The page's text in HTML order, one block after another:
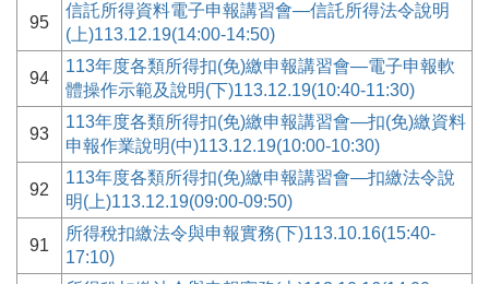
95
信託所得資料電子申報講習會—信託所得法令說明
(上)113.12.19(14:00-14:50)
94
113年度各類所得扣(免)繳申報講習會—電子申報軟
體操作示範及說明(下)113.12.19(10:40-11:30)
93
113年度各類所得扣(免)繳申報講習會—扣(免)繳資料
申報作業說明(中)113.12.19(10:00-10:30)
92
113年度各類所得扣(免)繳申報講習會—扣繳法令說
明(上)113.12.19(09:00-09:50)
91
所得稅扣繳法令與申報實務(下)113.10.16(15:40-
17:10)